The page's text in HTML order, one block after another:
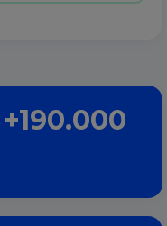
+190.000